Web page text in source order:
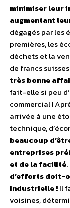
minimiser leur
augmentant
dégagés par les
premières, les
déchets et la
de francs suisses.
très bonne
fait-elle si peu
commercial !
arrivée à une
technique,
beaucoup
entreprises
et de la facilité
d’efforts doit-
industrielle !Il
voisines,